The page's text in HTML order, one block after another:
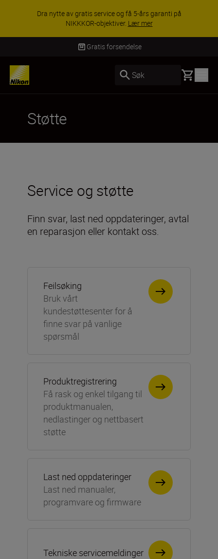
Dra nytte av gratis service og få 5-års garanti på
NIKKKOR-objektiver. Lær mer
Gratis forsendelse
Søk Basket
Støtte
Feilsøking
Bruk vårt
kundestøttesenter for å
finne svar på vanlige
spørsmål
Produktregistrering
Få rask og enkel tilgang til
produktmanualen,
nedlastinger og nettbasert
støtte
Last ned oppdateringer
Last ned manualer,
programvare og firmware
Tekniske servicemeldinger
Service og støtte
Finn svar, last ned oppdateringer, avtal
en reparasjon eller kontakt oss.